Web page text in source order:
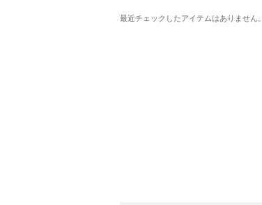
最近チェックしたアイテムはありません。